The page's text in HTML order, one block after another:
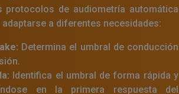
protocolos de audiometría automática
a diferentes necesidades:
Determina el umbral de conducción
Identifica el umbral de forma rápida y
en la primera respuesta del